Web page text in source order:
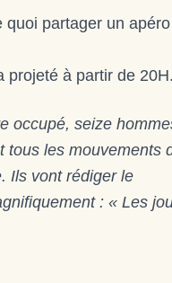
quoi partager un apéro
projeté à partir de 20H.
occupé, seize
tous les mouvements
Ils vont rédiger le
: « Les